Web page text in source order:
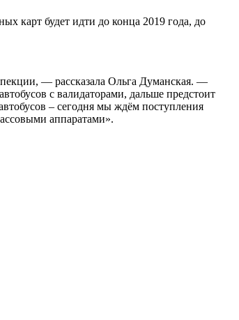
карт будет идти до конца 2019 года, до
— рассказала Ольга Думанская. —
с валидаторами, дальше предстоит
– сегодня мы ждём поступления
аппаратами».